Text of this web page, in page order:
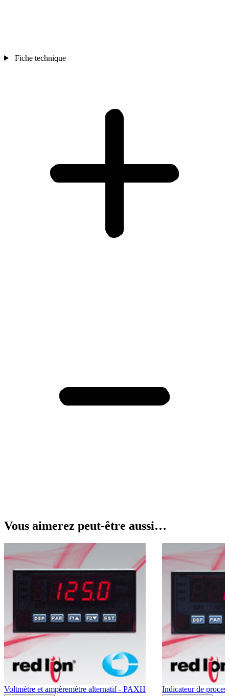
Fiche technique
Vous aimerez peut-être aussi…
Voltmètre et ampèremètre alternatif - PAXH Indicateur de